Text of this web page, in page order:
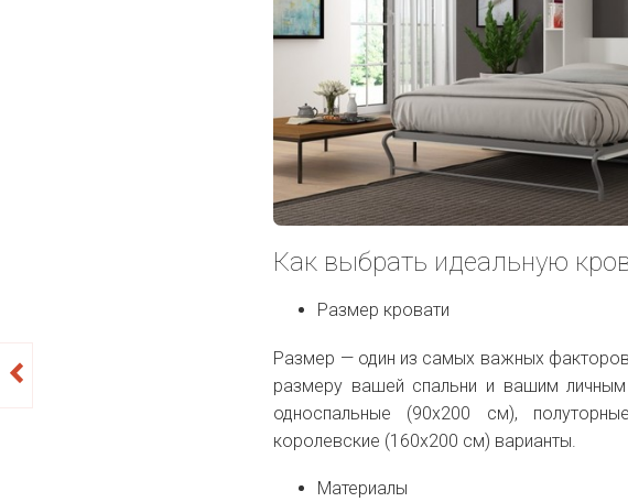
Как выбрать идеальную
Размер кровати
Размер — один из самых важных
размеру вашей спальни и вашим
односпальные (90x200 см),
королевские (160x200 см) варианты.
Материалы